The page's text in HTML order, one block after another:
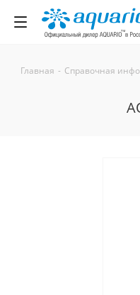
Главная - Справочная